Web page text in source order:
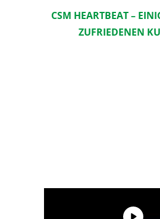
CSM HEARTBEAT –
ZUFRIEDENEN